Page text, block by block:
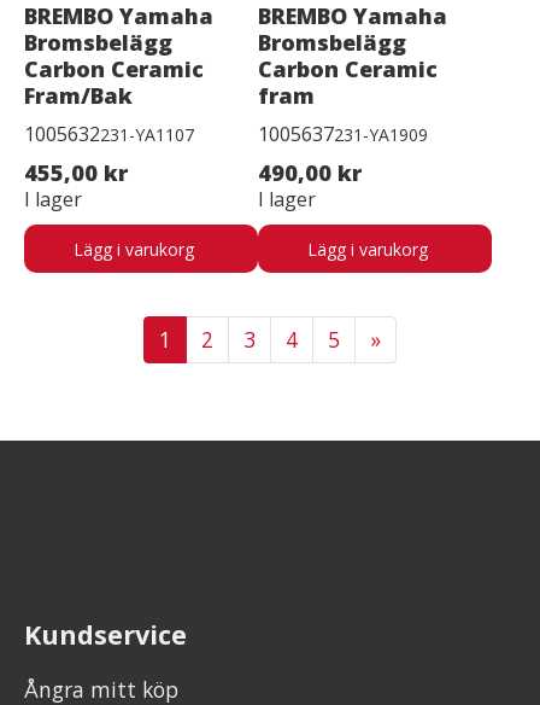
BREMBO Yamaha
Bromsbelägg
Carbon Ceramic
Fram/Bak
1005632231-YA1107
455,00 kr
I lager
Lägg i varukorg
BREMBO Yamaha
Bromsbelägg
Carbon Ceramic
fram
1005637231-YA1909
490,00 kr
I lager
Lägg i varukorg
1 2 3 4 5 »
Kundservice
Ångra mitt köp